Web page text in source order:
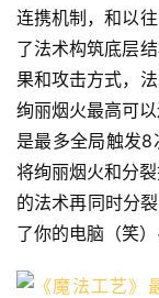
连携机制，和以
了法术构筑底层
果和攻击方式，
绚丽烟火最高可
是最多全局触发
将绚丽烟火和分
的法术再同时分
了你的电脑（笑